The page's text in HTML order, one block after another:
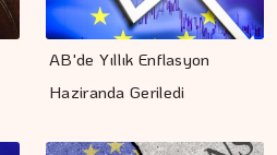
AB'de Yıllık Enflasyon
Haziranda Geriledi